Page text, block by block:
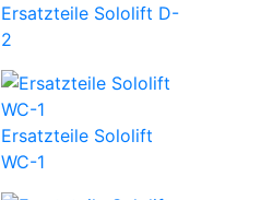
Ersatzteile Sololift D-
2
Ersatzteile Sololift
WC-1